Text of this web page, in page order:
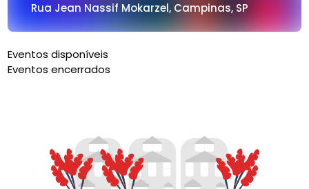
Rua Jean Nassif Mokarzel, Campinas, SP
Eventos disponíveis
Eventos encerrados